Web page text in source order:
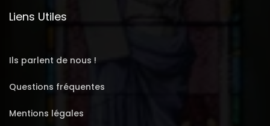
Liens Utiles
Ils parlent de nous !
Questions fréquentes
Mentions légales